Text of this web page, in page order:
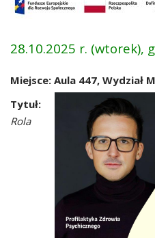
28.10.2025 r. (wtorek),
Miejsce: Aula 447, Wydział
Tytuł:
Rola